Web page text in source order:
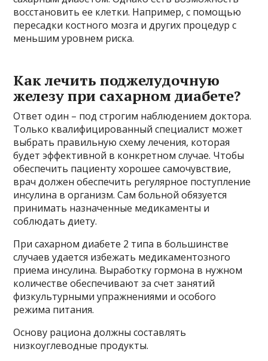
восстановить ее клетки. Например, с помощью
пересадки костного мозга и других процедур с
меньшим уровнем риска.
Как лечить поджелудочную
железу при сахарном диабете?
Ответ один – под строгим наблюдением доктора.
Только квалифицированный специалист может
выбрать правильную схему лечения, которая
будет эффективной в конкретном случае. Чтобы
обеспечить пациенту хорошее самочувствие,
врач должен обеспечить регулярное поступление
инсулина в организм. Сам больной обязуется
принимать назначенные медикаменты и
соблюдать диету.
При сахарном диабете 2 типа в большинстве
случаев удается избежать медикаментозного
приема инсулина. Выработку гормона в нужном
количестве обеспечивают за счет занятий
физкультурными упражнениями и особого
режима питания.
Основу рациона должны составлять
низкоуглеводные продукты.